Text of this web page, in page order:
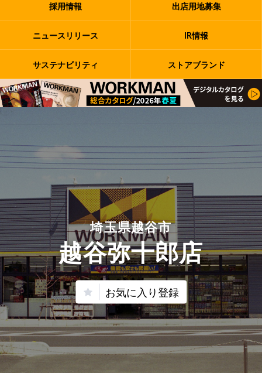
採用情報 出店用地募集
ニュースリリース IR情報
サステナビリティ ストアブランド
埼玉県越谷市
越谷弥十郎店
お気に入り登録